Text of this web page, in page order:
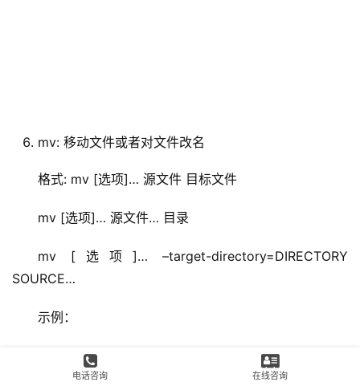
mv: 移动文件或者对文件改名
格式: mv [选项]… 源文件 目标文件
mv [选项]… 源文件… 目录
mv [选项]… –target-directory=DIRECTORY
SOURCE…
示例：
#将当前目录下的fstab移动到当前目录下，改名叫
电话咨询 在线咨询